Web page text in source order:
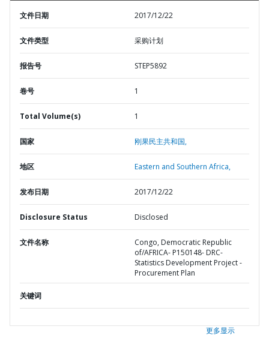
文件日期 2017/12/22
文件类型 采购计划
报告号 STEP5892
卷号 1
Total Volume(s) 1
国家 刚果民主共和国,
地区 Eastern and Southern Africa,
发布日期 2017/12/22
Disclosure Status Disclosed
文件名称
Congo, Democratic Republic
of/AFRICA- P150148- DRC-
Statistics Development Project -
Procurement Plan
关键词
更多显示